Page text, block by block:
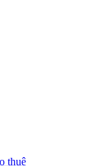
thuê